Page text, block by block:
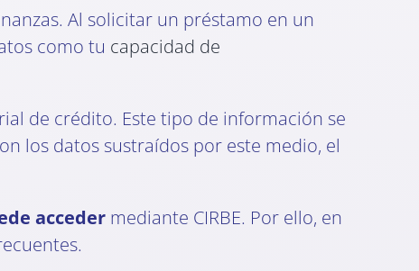
Al solicitar un préstamo en un
como tu capacidad de
de crédito. Este tipo de información se
los datos sustraídos por este medio, el
accedermediante CIRBE. Por ello, en